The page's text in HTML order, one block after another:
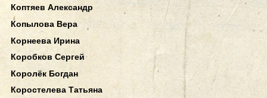
Коптяев Александр
Копылова Вера
Корнеева Ирина
Коробков Сергей
Королёк Богдан
Коростелева Татьяна